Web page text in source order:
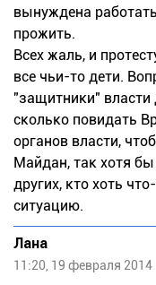
вынуждена
прожить.
Всех жаль, и
все чьи-то дети.
"защитники"
сколько повидать
органов власти,
Майдан, так хотя
других, кто хоть
ситуацию.
Лана
11:20, 19 февраля 2014